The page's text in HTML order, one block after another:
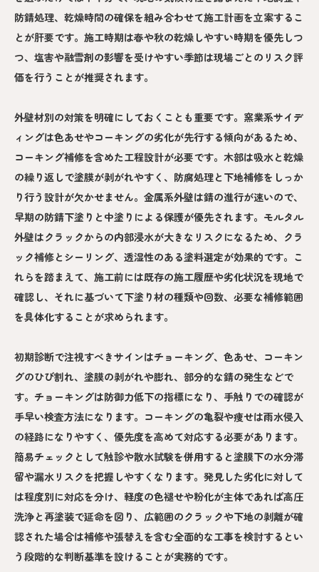
防錆処理、乾燥時間の確保を組み合わせて施工計画を立案するこ
とが肝要です。施工時期は春や秋の乾燥しやすい時期を優先しつ
つ、塩害や融雪剤の影響を受けやすい季節は現場ごとのリスク評
価を行うことが推奨されます。
外壁材別の対策を明確にしておくことも重要です。窯業系サイデ
ィングは色あせやコーキングの劣化が先行する傾向があるため、
コーキング補修を含めた工程設計が必要です。木部は吸水と乾燥
の繰り返しで塗膜が剥がれやすく、防腐処理と下地補修をしっか
り行う設計が欠かせません。金属系外壁は錆の進行が速いので、
早期の防錆下塗りと中塗りによる保護が優先されます。モルタル
外壁はクラックからの内部浸水が大きなリスクになるため、クラ
ック補修とシーリング、透湿性のある塗料選定が効果的です。こ
れらを踏まえて、施工前には既存の施工履歴や劣化状況を現地で
確認し、それに基づいて下塗り材の種類や回数、必要な補修範囲
を具体化することが求められます。
初期診断で注視すべきサインはチョーキング、色あせ、コーキン
グのひび割れ、塗膜の剥がれや膨れ、部分的な錆の発生などで
す。チョーキングは防御力低下の指標になり、手触りでの確認が
手早い検査方法になります。コーキングの亀裂や痩せは雨水侵入
の経路になりやすく、優先度を高めて対応する必要があります。
簡易チェックとして触診や散水試験を併用すると塗膜下の水分滞
留や漏水リスクを把握しやすくなります。発見した劣化に対して
は程度別に対応を分け、軽度の色褪せや粉化が主体であれば高圧
洗浄と再塗装で延命を図り、広範囲のクラックや下地の剥離が確
認された場合は補修や張替えを含む全面的な工事を検討するとい
う段階的な判断基準を設けることが実務的です。